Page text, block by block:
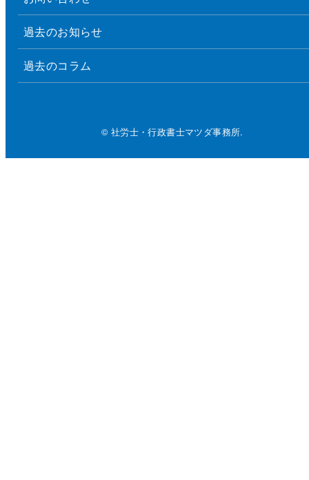
過去のお知らせ
過去のコラム
© 社労士・行政書士マツダ事務所.